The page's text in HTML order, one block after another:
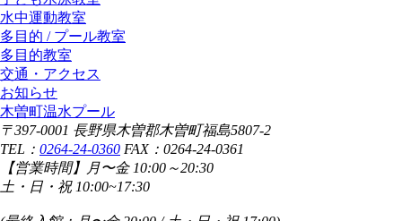
水中運動教室
多目的 / プール教室
多目的教室
交通・アクセス
お知らせ
木曽町温水プール
〒397-0001 長野県木曽郡木曽町福島5807-2
TEL： 0264-24-0360 FAX：0264-24-0361
【営業時間】 月〜金 10:00～20:30
土・日・祝 10:00~17:30